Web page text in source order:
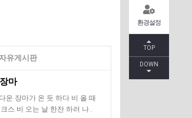
환경설정
TOP
DOWN
유게시판
마
운 장마가 온 듯 하다.비 올 때
스.비 오는 날 한잔 하러 나…